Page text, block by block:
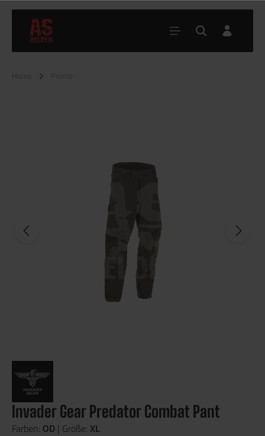
Home Promo
Invader Gear Predator Combat Pant
Farben: OD | Größe: XL